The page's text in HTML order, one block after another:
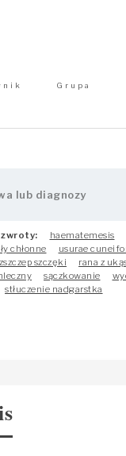
Grupa
zwroty: haematemesis
chłonne
usurae
szczęki rana z
sączkowanie
stłuczenie nadgarstka